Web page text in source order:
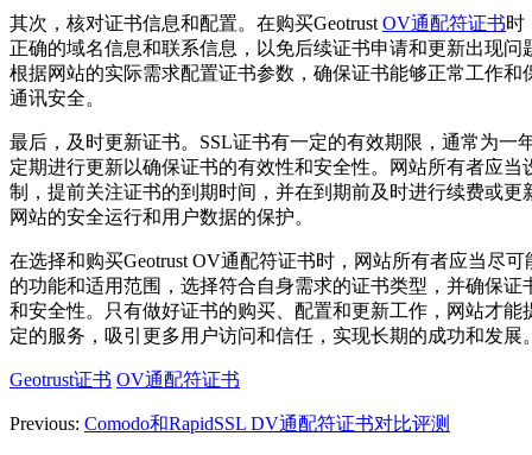
其次，核对证书信息和配置。在购买Geotrust OV通配符证书时
正确的域名信息和联系信息，以免后续证书申请和更新出现问
根据网站的实际需求配置证书参数，确保证书能够正常工作和
通讯安全。
最后，及时更新证书。SSL证书有一定的有效期限，通常为一
定期进行更新以确保证书的有效性和安全性。网站所有者应当
制，提前关注证书的到期时间，并在到期前及时进行续费或更
网站的安全运行和用户数据的保护。
在选择和购买Geotrust OV通配符证书时，网站所有者应当尽可
的功能和适用范围，选择符合自身需求的证书类型，并确保证
和安全性。只有做好证书的购买、配置和更新工作，网站才能
定的服务，吸引更多用户访问和信任，实现长期的成功和发展
Geotrust证书 OV通配符证书
Previous: Comodo和RapidSSL DV通配符证书对比评测